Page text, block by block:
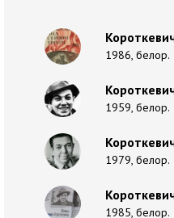
1986, белор.
1959, белор.
1979, белор.
1985, белор.